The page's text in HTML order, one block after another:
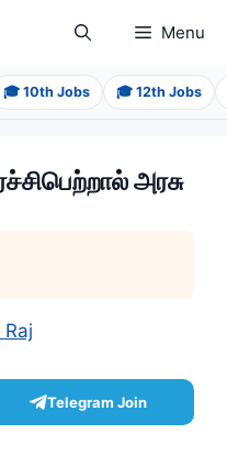
Menu
🎓 10th Jobs 🎓 12th Jobs
அரசு
Raj
Telegram Join